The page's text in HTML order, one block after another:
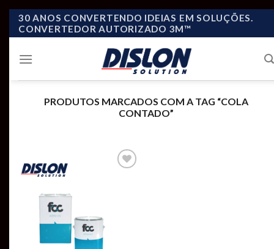
Skip
30 ANOS CONVERTENDO IDEIAS EM SOLUÇÕES.
CONVERTEDOR AUTORIZADO 3M™
PRODUTOS MARCADOS COM A TAG “COLA
CONTADO”